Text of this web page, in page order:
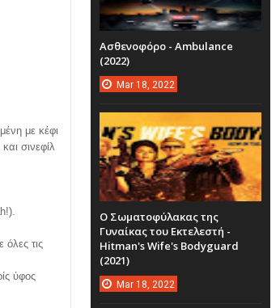
με κέφι
σινεφίλ
όλες τις
ύφος
Ασθενοφόρο - Ambulance
(2022)
Mar 18, 2022
Ο Σωματοφύλακας της
Γυναίκας του Εκτελεστή -
Hitman's Wife's Bodyguard
(2021)
Mar 18, 2022